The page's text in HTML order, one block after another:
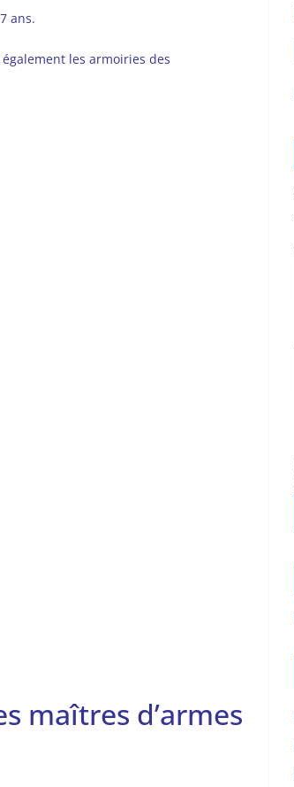
ans.
les armoiries des
maîtres d’armes